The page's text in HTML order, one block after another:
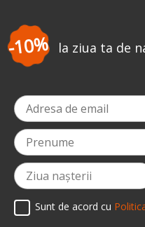
naștere*
Sunt de acord cu